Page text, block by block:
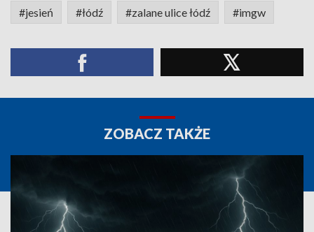
#jesień #łódź #zalane ulice łódź #imgw
ZOBACZ TAKŻE